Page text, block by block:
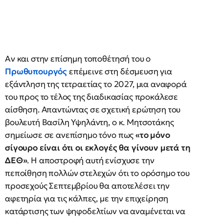
Αν και στην επίσημη τοποθέτησή του ο
Πρωθυπουργόςεπέμεινε στη δέσμευση για
εξάντληση της τετραετίας το 2027, μια αναφορά
του προς το τέλος της διαδικασίας προκάλεσε
αίσθηση. Απαντώντας σε σχετική ερώτηση του
βουλευτή Βασίλη Υψηλάντη, ο κ. Μητσοτάκης
σημείωσε σε ανεπίσημο τόνο πως«το μόνο
σίγουρο είναι ότι οι εκλογές θα γίνουν μετά τη
ΔΕΘ». Η αποστροφή αυτή ενίσχυσε την
πεποίθηση πολλών στελεχών ότι το ορόσημο του
προσεχούς Σεπτεμβρίου θα αποτελέσει την
αφετηρία για τις κάλπες, με την επιχείρηση
κατάρτισης των ψηφοδελτίων να αναμένεται να